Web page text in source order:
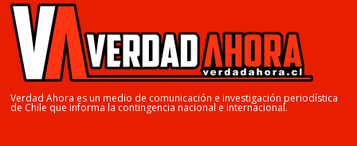
Verdad Ahora es un medio de comunicación e investigación periodística
de Chile que informa la contingencia nacional e internacional.